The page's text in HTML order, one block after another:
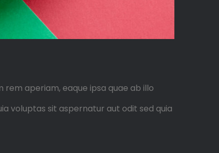
aperiam, eaque ipsa quae ab illo
voluptas sit aspernatur aut odit sed quia